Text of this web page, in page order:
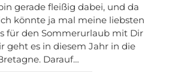
gerade fleißig dabei, und da
könnte ja mal meine liebsten
für den Sommerurlaub mit Dir
geht es in diesem Jahr in die
Darauf…